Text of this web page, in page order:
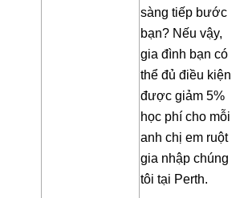
sàng tiếp bước
bạn? Nếu vậy,
gia đình bạn có
thể đủ điều kiện
được giảm 5%
học phí cho mỗi
anh chị em ruột
gia nhập chúng
tôi tại Perth.